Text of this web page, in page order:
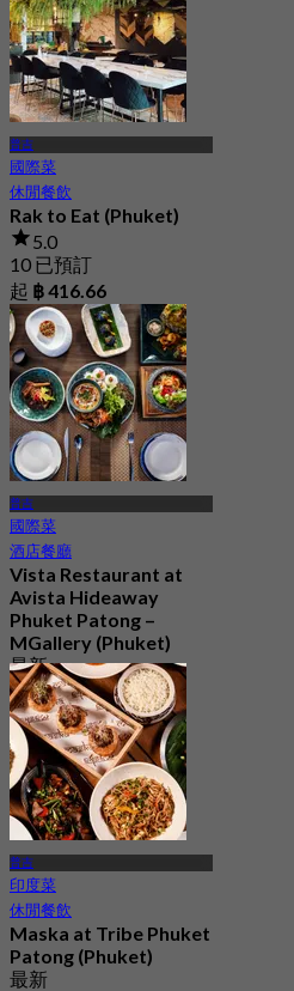
普吉
國際菜
休閒餐飲
Rak to Eat (Phuket)
5.0
10 已預訂
起 ฿ 416.66
普吉
國際菜
酒店餐廳
Vista Restaurant at
Avista Hideaway
Phuket Patong –
MGallery (Phuket)
最新
起฿ 750
普吉
印度菜
休閒餐飲
Maska at Tribe Phuket
Patong (Phuket)
最新